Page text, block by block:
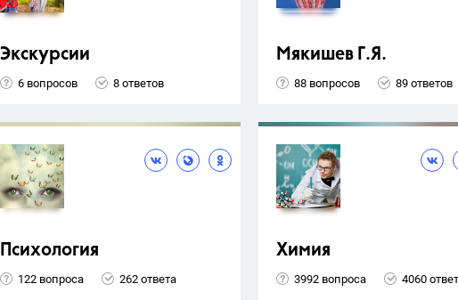
Экскурсии
6 вопросов 8 ответов
Мякишев Г.Я.
88 вопросов 89 ответов
Психология
122 вопроса 262 ответа
Химия
3992 вопроса 4060